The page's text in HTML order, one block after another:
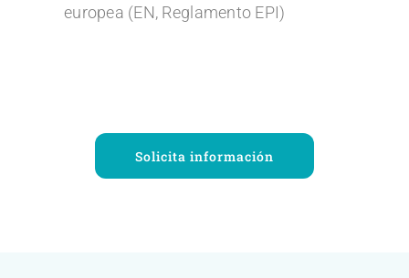
europea (EN, Reglamento EPI)
Solicita información